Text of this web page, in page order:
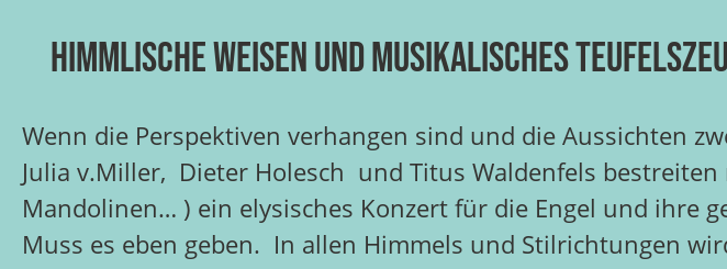
Himmlische Weisen und musikalisches
Wenn die Perspektiven verhangen sind und die Aussichten
Julia v.Miller, Dieter Holesch und Titus Waldenfels
Mandolinen… ) ein elysisches Konzert für die Engel und ihre
Muss es eben geben. In allen Himmels und Stilrichtungen